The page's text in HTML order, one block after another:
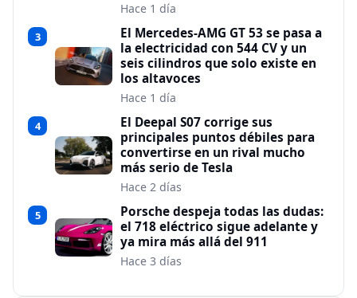
Hace 1 día
3
El Mercedes-AMG GT 53 se pasa a
la electricidad con 544 CV y un
seis cilindros que solo existe en
los altavoces
Hace 1 día
4
El Deepal S07 corrige sus
principales puntos débiles para
convertirse en un rival mucho
más serio de Tesla
Hace 2 días
5
Porsche despeja todas las dudas:
el 718 eléctrico sigue adelante y
ya mira más allá del 911
Hace 3 días